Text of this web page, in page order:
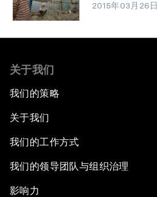
2015年03月26日
关于我们
我们的策略
关于我们
我们的工作方式
我们的领导团队与组织治理
影响力